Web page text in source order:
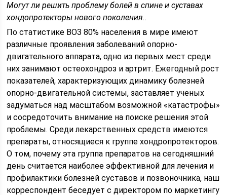
Могут ли решить проблему болей в спине и суставах
хондопротекторы нового поколения..
По статистике ВОЗ 80% населения в мире имеют
различные проявления заболеваний опорно-
двигательного аппарата, одно из первых мест среди
них занимают остеохондроз и артрит. Ежегодный рост
показателей, характеризующих динамику болезней
опорно-двигательной системы, заставляет ученых
задуматься над масштабом возможной «катастрофы»
и сосредоточить внимание на поиске решения этой
проблемы. Среди лекарственных средств имеются
препараты, относящиеся к группе хондропротекторов.
О том, почему эта группа препаратов на сегодняшний
день считается наиболее эффективной для лечения и
профилактики болезней суставов и позвоночника, наш
корреспондент беседует с директором по маркетингу